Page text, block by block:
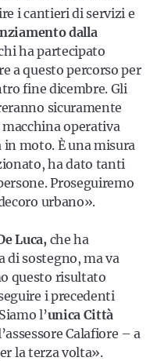
i cantieri di servizi e
dalla
ha partecipato
a questo percorso per
fine dicembre. Gli
sicuramente
macchina operativa
in moto. È una misura
ha dato tanti
Proseguiremo
urbano».
Luca,che ha
di sostegno, ma va
questo risultato
i precedenti
l’unica Città
Calafiore – a
la terza volta».